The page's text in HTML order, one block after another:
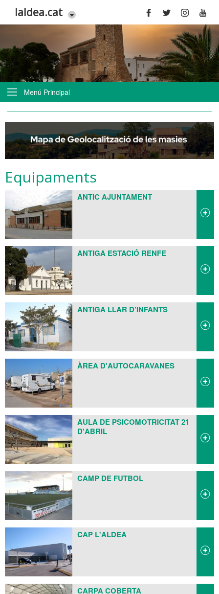
laldea.cat
Menú Principal
Equipaments
ANTIC AJUNTAMENT
ANTIGA ESTACIÓ RENFE
ANTIGA LLAR D’INFANTS
ÀREA D'AUTOCARAVANES
AULA DE PSICOMOTRICITAT 21
D'ABRIL
CAMP DE FUTBOL
CAP L'ALDEA
CARPA COBERTA